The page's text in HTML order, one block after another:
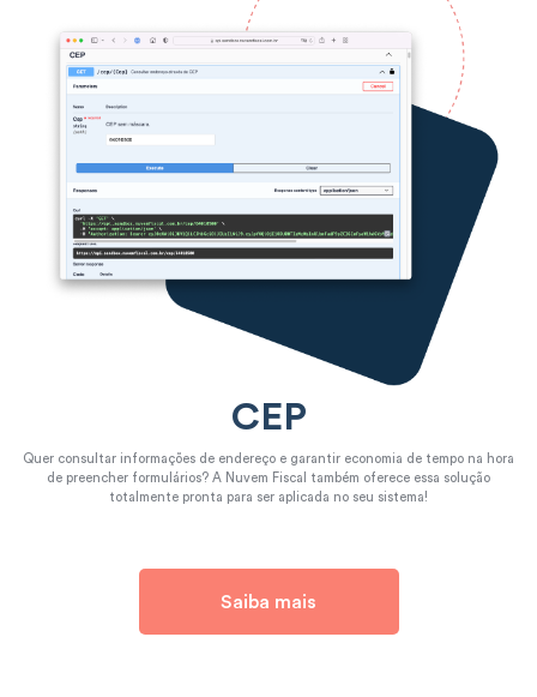
CEP
Quer consultar informações de endereço e garantir economia de tempo na hora
de preencher formulários? A Nuvem Fiscal também oferece essa solução
totalmente pronta para ser aplicada no seu sistema!
Saiba mais